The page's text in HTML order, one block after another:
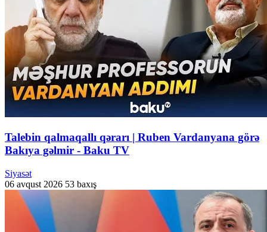
Talebin qalmaqallı qərarı | Ruben Vardanyana görə
Bakıya gəlmir - Baku TV
Siyasət
06 avqust 2026 53 baxış